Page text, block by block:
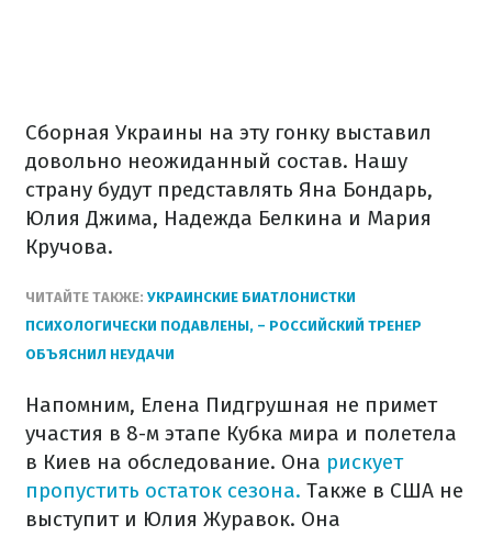
Сборная Украины на эту гонку выставил
довольно неожиданный состав. Нашу
страну будут представлять Яна Бондарь,
Юлия Джима, Надежда Белкина и Мария
Кручова.
ЧИТАЙТЕ ТАКЖЕ: УКРАИНСКИЕ БИАТЛОНИСТКИ
ПСИХОЛОГИЧЕСКИ ПОДАВЛЕНЫ, – РОССИЙСКИЙ ТРЕНЕР
ОБЪЯСНИЛ НЕУДАЧИ
Напомним, Елена Пидгрушная не примет
участия в 8-м этапе Кубка мира и полетела
в Киев на обследование. Она рискует
пропустить остаток сезона. Также в США не
выступит и Юлия Журавок. Она